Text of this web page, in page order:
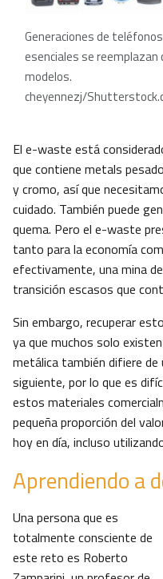
Generaciones de
esenciales se
modelos.
cheyennezj/
El e-waste está
que contiene metals
y cromo, así que
cuidado. También puede
quema. Pero el e-waste
tanto para la economía
efectivamente, una mina
transición escasos que
Sin embargo, recuperar
ya que muchos solo
metálica también difiere
siguiente, por lo que es
estos materiales
pequeña proporción del
hoy en día, incluso
Aprendiendo a
Una persona que es
totalmente consciente de
este reto es Roberto